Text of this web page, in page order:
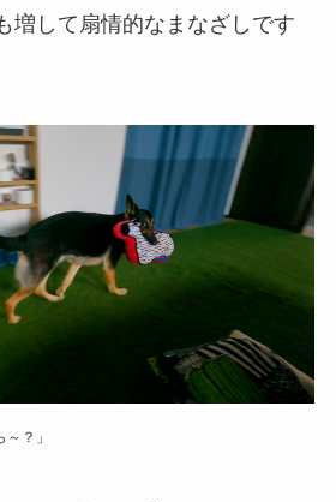
増して扇情的なまなざしです
？」